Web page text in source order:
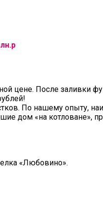
цене. После заливки
По нашему опыту,
дом «на котловане»,
«Любовино».